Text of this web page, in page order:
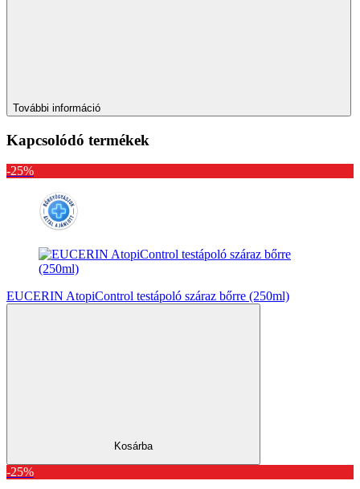
További információ
Kapcsolódó termékek
-25%
EUCERIN AtopiControl testápoló száraz bőrre (250ml)
Kosárba
-25%